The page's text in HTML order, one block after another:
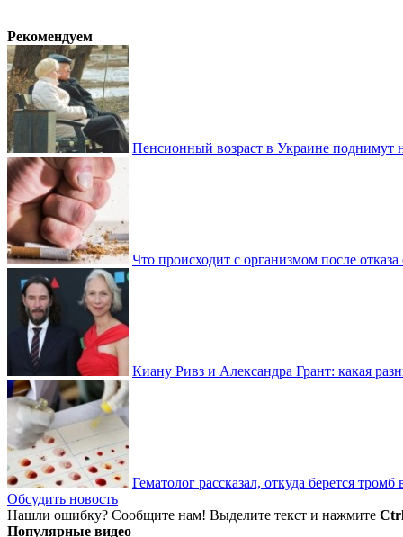
Рекомендуем
Пенсионный возраст в Украине поднимут
Что происходит с организмом после отказа
Киану Ривз и Александра Грант: какая
Гематолог рассказал, откуда берется тромб
Обсудить новость
Нашли ошибку? Сообщите нам! Выделите текст и нажмите
Популярные видео